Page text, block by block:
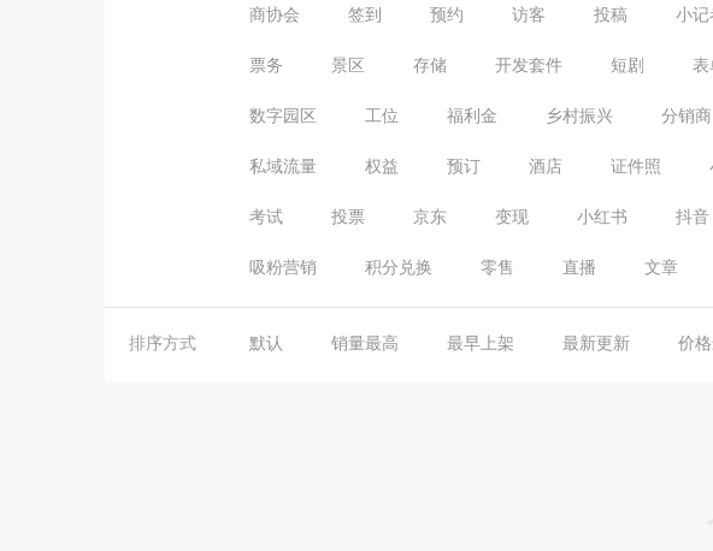
商协会 签到 预约 访客 投稿 小
票务 景区 存储 开发套件 短剧
数字园区 工位 福利金 乡村振兴 分销商
私域流量 权益 预订 酒店 证件照
考试 投票 京东 变现 小红书 抖音
吸粉营销 积分兑换 零售 直播 文章
排序方式 默认 销量最高 最早上架 最新更新 价